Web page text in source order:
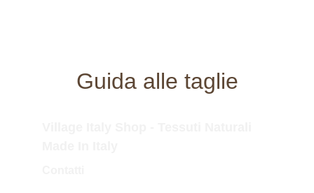
Guida alle taglie